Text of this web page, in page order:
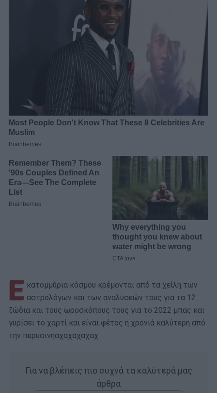
Ε κατομμύρια κόσμου κρέμονται από τα χείλη των
αστρολόγων και των αναλύσεών τους για τα 12
ζώδια και τους ωροσκόπους τους για το 2022 μπας και
γυρίσει το χαρτί και είναι φέτος η χρονιά καλύτερη από
την περυσινηαχαχαχαχαχ.
Για να βλέπεις πιο συχνά τα καλύτερά μας
άρθρα